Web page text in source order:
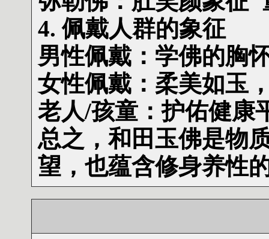
4. 佩戴人群的象征
男性佩戴：学佛的胸
女性佩戴：柔美如玉
老人/孩童：护佑健康
总之，和田玉佛是物
望，也蕴含修身养性